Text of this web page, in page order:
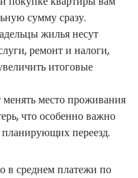
сумму сразу.
жилья несут
ремонт и налоги,
итоговые
менять место проживания
что особенно важно
переезд.
в среднем платежи по